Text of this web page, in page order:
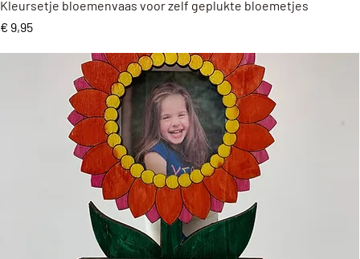
Snel overzicht
Kleursetje bloemenvaas voor zelf geplukte bloemetjes
Prijs
€ 9,95